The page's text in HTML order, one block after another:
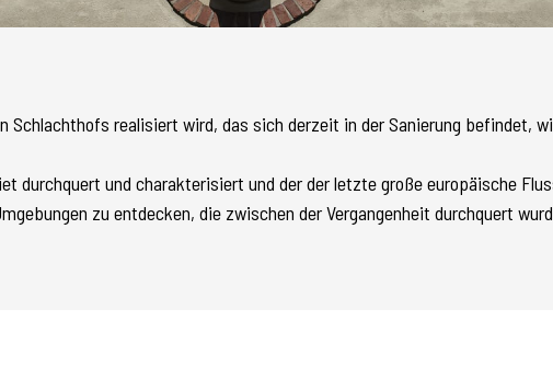
Schlachthofs realisiert wird, das sich derzeit in der Sanierung befindet,
durchquert und charakterisiert und der der letzte große europäische
zu entdecken, die zwischen der Vergangenheit durchquert